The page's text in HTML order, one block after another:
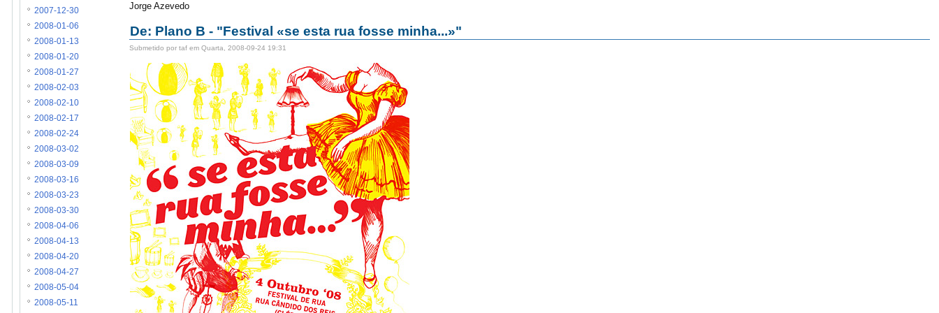
Jorge Azevedo
De: Plano B - "Festival «se esta rua fosse minha...»"
Submetido por taf em Quarta, 2008-09-24 19:31
2007-12-30
2008-01-06
2008-01-13
2008-01-20
2008-01-27
2008-02-03
2008-02-10
2008-02-17
2008-02-24
2008-03-02
2008-03-09
2008-03-16
2008-03-23
2008-03-30
2008-04-06
2008-04-13
2008-04-20
2008-04-27
2008-05-04
2008-05-11